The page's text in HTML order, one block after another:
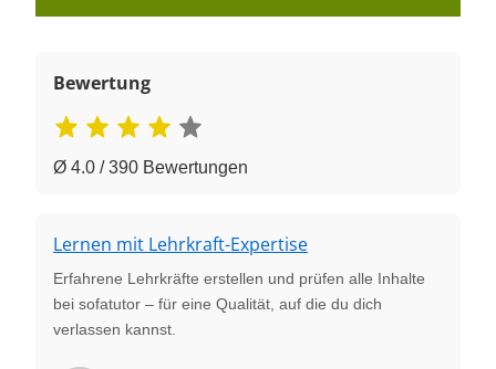
Bewertung
Ø 4.0 / 390 Bewertungen
Lernen mit Lehrkraft-Expertise
Erfahrene Lehrkräfte erstellen und prüfen alle Inhalte
bei sofatutor – für eine Qualität, auf die du dich
verlassen kannst.